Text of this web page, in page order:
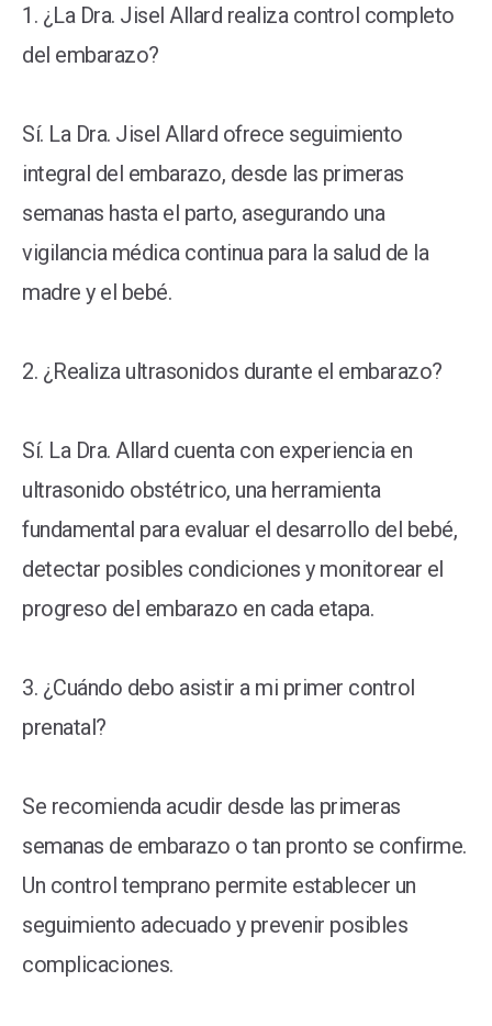
1. ¿La Dra. Jisel Allard realiza control completo
del embarazo?
Sí. La Dra. Jisel Allard ofrece seguimiento
integral del embarazo, desde las primeras
semanas hasta el parto, asegurando una
vigilancia médica continua para la salud de la
madre y el bebé.
2. ¿Realiza ultrasonidos durante el embarazo?
Sí. La Dra. Allard cuenta con experiencia en
ultrasonido obstétrico, una herramienta
fundamental para evaluar el desarrollo del bebé,
detectar posibles condiciones y monitorear el
progreso del embarazo en cada etapa.
3. ¿Cuándo debo asistir a mi primer control
prenatal?
Se recomienda acudir desde las primeras
semanas de embarazo o tan pronto se confirme.
Un control temprano permite establecer un
seguimiento adecuado y prevenir posibles
complicaciones.